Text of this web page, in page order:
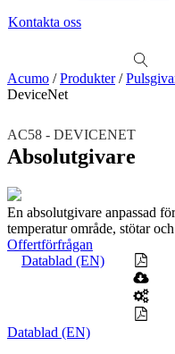
Kontakta oss
Se alla kategorier Se alla
Vi hjälper gärna till!
Teknisk support
Offertförfrågan
Linjärenheter
Mekatronik
Positionsvisare / Mätklockor
Pulsgivare / Encoders
Wire-
Servodrifter
Acumo /Produkter/
DeviceNet
AC58 - DEVICENET
Absolutgivare
En absolutgivare anpassad
temperatur område, stötar
Offertförfrågan
Datablad (EN)
Datablad (EN)